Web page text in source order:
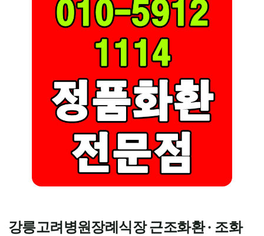
강릉고려병원장례식장 근조화환 · 조화